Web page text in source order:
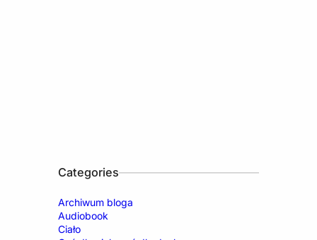
Categories
Archiwum bloga
Audiobook
Ciało